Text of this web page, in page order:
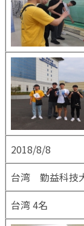
2018/8/8
台湾 勤益科技
台湾 4名